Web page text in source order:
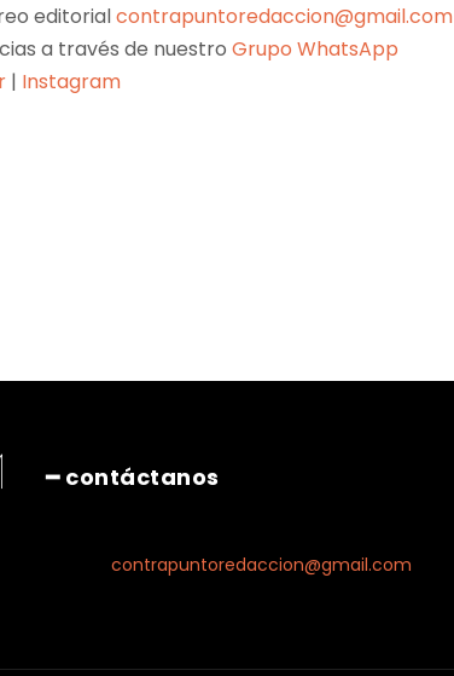
editorialcontrapuntoredaccion@gmail.com
a través de nuestroGrupo WhatsApp
| Instagram
━ contáctanos
contrapuntoredaccion@gmail.com